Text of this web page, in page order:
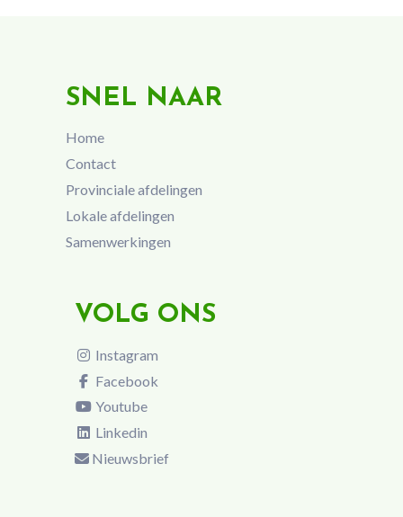
SNEL NAAR
Home
Contact
Provinciale afdelingen
Lokale afdelingen
Samenwerkingen
VOLG ONS
Instagram
Facebook
Youtube
Linkedin
Nieuwsbrief